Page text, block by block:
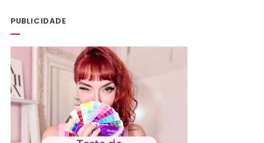
PUBLICIDADE